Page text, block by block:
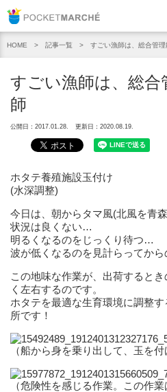
HOME 記事一覧 すごい漁師は、総合管
すごい漁師は、総合
師
公開日：2017.01.28. 更新日：2020.08.19.
ホタテ養殖施設玉付け
(水深調整)
今日は、朝からタマ風(北風を青
状況は良くない…
明るくなるのをじっくり待つ…
波が低くなるのを見計らってから
この地味な作業が、出荷すると
く左右するのです。
ホタテを最適な生育環境に調整
所です！
（船から身を乗り出して、玉を付
（危険性を感じる作業。この作